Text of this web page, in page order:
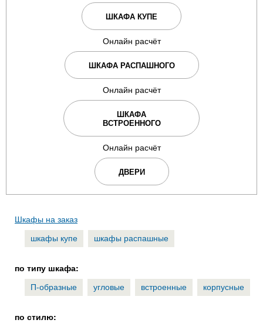
ШКАФА КУПЕ
Онлайн расчёт
ШКАФА РАСПАШНОГО
Онлайн расчёт
ШКАФА
ВСТРОЕННОГО
Онлайн расчёт
ДВЕРИ
Шкафы на заказ
шкафы купе
шкафы распашные
по типу шкафа:
П-образные
угловые встроенные корпусные
по стилю: